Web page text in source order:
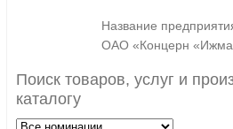
Название
ОАО «Концерн
Поиск товаров, услуг и
каталогу